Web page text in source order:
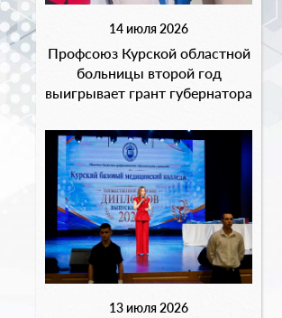
14 июля 2026
Профсоюз Курской областной
больницы второй год
выигрывает грант губернатора
13 июля 2026